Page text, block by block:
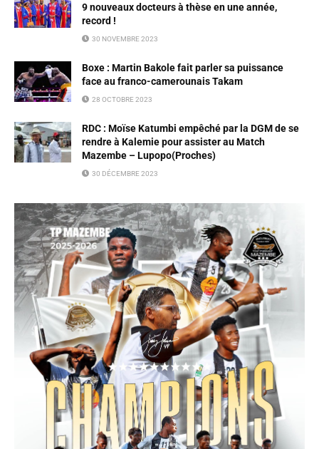
9 nouveaux docteurs à thèse en une année,
record !
30 NOVEMBRE 2023
Boxe : Martin Bakole fait parler sa puissance
face au franco-camerounais Takam
28 OCTOBRE 2023
RDC : Moïse Katumbi empêché par la DGM de se
rendre à Kalemie pour assister au Match
Mazembe – Lupopo(Proches)
30 DÉCEMBRE 2023